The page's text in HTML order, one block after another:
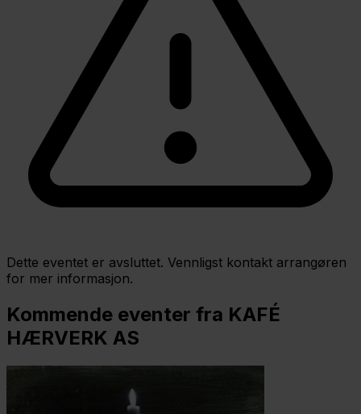
Dette eventet er avsluttet. Vennligst kontakt arrangøren
for mer informasjon.
Kommende eventer fra KAFÉ
HÆRVERK AS